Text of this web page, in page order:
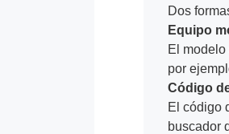
Dos
Equipo
El
por
Código
El código
buscador